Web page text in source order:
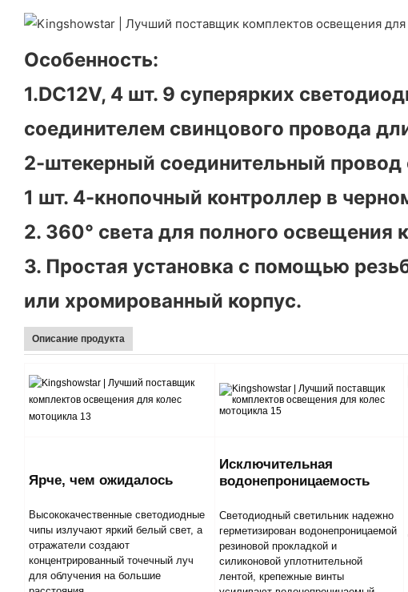
Особенность:
1.DC12V, 4 шт. 9 суперярких
соединителем свинцового провода
2-штекерный соединительный
1 шт. 4-кнопочный контроллер в
2. 360° света для полного освещения
3. Простая установка с помощью
или хромированный корпус.
Описание продукта
Ярче, чем ожидалось
Высококачественные светодиодные
чипы излучают яркий белый свет, а
отражатели создают
концентрированный точечный луч
для облучения на большие
Исключительная
водонепроницаемость
Светодиодный светильник надежно
герметизирован водонепроницаемой
резиновой прокладкой и
силиконовой уплотнительной
лентой, крепежные винты